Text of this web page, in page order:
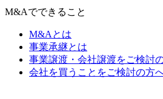
M&Aでできること
M&Aとは
事業承継とは
事業譲渡・会社譲渡をご検討
会社を買うことをご検討の方